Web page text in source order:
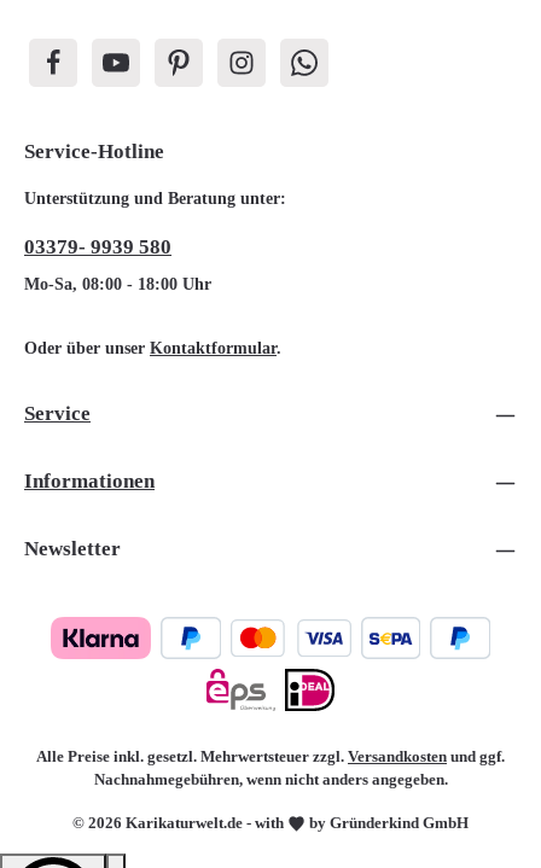
Service-Hotline
Unterstützung und Beratung unter:
03379- 9939 580
Mo-Sa, 08:00 - 18:00 Uhr
Oder über unser Kontaktformular.
Service
Informationen
Newsletter
© 2026 Karikaturwelt.de - with by Gründerkind GmbH
Alle Preise inkl. gesetzl. Mehrwertsteuer zzgl. Versandkosten und ggf.
Nachnahmegebühren, wenn nicht anders angegeben.